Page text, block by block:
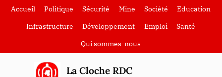
SkipAccueil Politique Sécurité Mine Société
Education
Infrastructure
Développement Emploi
Santé
Qui sommes-nous
La Cloche RDC